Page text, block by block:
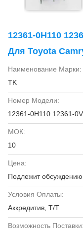
12361-0H110
Для Toyota
Наименование Марки:
TK
Номер Модели:
12361-0H110 12361-
МОК:
10
Цена:
Подлежит обсуждению
Условия Оплаты:
Аккредитив, T/T
Возможность Поставки: